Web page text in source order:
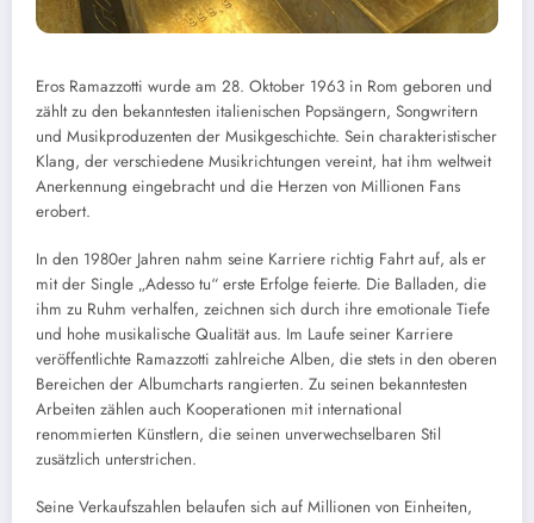
Eros Ramazzotti wurde am 28. Oktober 1963 in Rom geboren und
zählt zu den bekanntesten italienischen Popsängern, Songwritern
und Musikproduzenten der Musikgeschichte. Sein charakteristischer
Klang, der verschiedene Musikrichtungen vereint, hat ihm weltweit
Anerkennung eingebracht und die Herzen von Millionen Fans
erobert.
In den 1980er Jahren nahm seine Karriere richtig Fahrt auf, als er
mit der Single „Adesso tu“ erste Erfolge feierte. Die Balladen, die
ihm zu Ruhm verhalfen, zeichnen sich durch ihre emotionale Tiefe
und hohe musikalische Qualität aus. Im Laufe seiner Karriere
veröffentlichte Ramazzotti zahlreiche Alben, die stets in den oberen
Bereichen der Albumcharts rangierten. Zu seinen bekanntesten
Arbeiten zählen auch Kooperationen mit international
renommierten Künstlern, die seinen unverwechselbaren Stil
zusätzlich unterstrichen.
Seine Verkaufszahlen belaufen sich auf Millionen von Einheiten,